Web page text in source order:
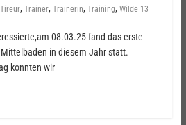
Tireur, Trainer, Trainerin, Training, Wilde 13
08.03.25 fand das erste
in diesem Jahr statt.
konnten wir